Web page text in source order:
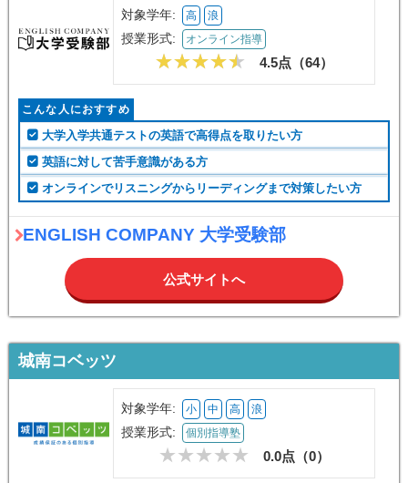
対象学年: 高 浪
授業形式: オンライン指導
4.5点（64）
こんな人におすすめ
大学入学共通テストの英語で高得点を取りたい方
英語に対して苦手意識がある方
オンラインでリスニングからリーディングまで対策したい方
ENGLISH COMPANY 大学受験部
公式サイトへ
城南コベッツ
対象学年: 小 中 高 浪
授業形式: 個別指導塾
0.0点（0）